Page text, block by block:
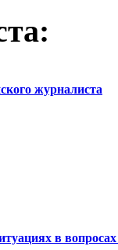
журналиста
в вопросах